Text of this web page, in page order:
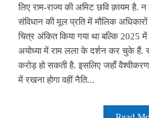
लिए राम-राज्य की अमिट छवि क़ायम
संविधान की मूल प्रति में मौलिक
चित्र अंकित किया गया था बल्कि
अयोध्या में राम लला के दर्शन कर चुके
करोड़ हो सकती है. इसलिए जहाँ
में रखना होगा वहीं नैति...